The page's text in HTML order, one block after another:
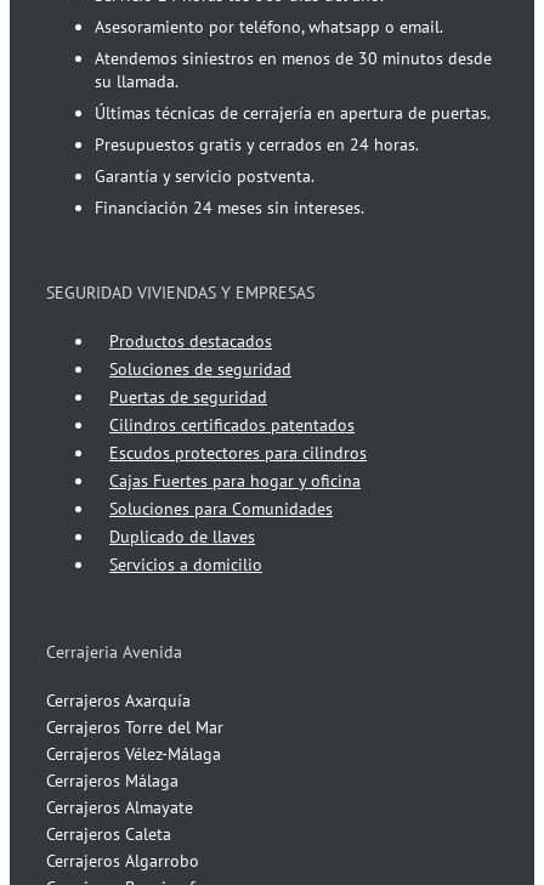
Asesoramiento por teléfono, whatsapp o email.
Atendemos siniestros en menos de 30 minutos desde
su llamada.
Últimas técnicas de cerrajería en apertura de puertas.
Presupuestos gratis y cerrados en 24 horas.
Garantía y servicio postventa.
Financiación 24 meses sin intereses.
SEGURIDAD VIVIENDAS Y EMPRESAS
Productos destacados
Soluciones de seguridad
Puertas de seguridad
Cilindros certificados patentados
Escudos protectores para cilindros
Cajas Fuertes para hogar y oficina
Soluciones para Comunidades
Duplicado de llaves
Servicios a domicilio
Cerrajeria Avenida
Cerrajeros Axarquía
Cerrajeros Torre del Mar
Cerrajeros Vélez-Málaga
Cerrajeros Málaga
Cerrajeros Almayate
Cerrajeros Caleta
Cerrajeros Algarrobo